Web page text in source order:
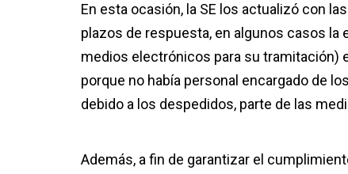
En esta ocasión, la SE los actualizó con
plazos de respuesta, en algunos casos
medios electrónicos para su tramitación)
porque no había personal encargado de
debido a los despedidos, parte de las
Además, a fin de garantizar el